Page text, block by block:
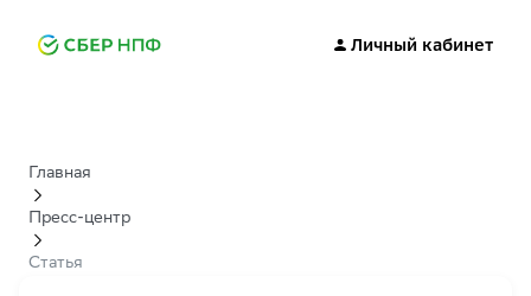
Личный кабинет
Главная
Пресс-центр
Статья